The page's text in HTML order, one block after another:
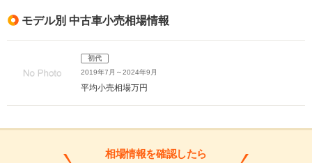
モデル別 中古車小売相場情報
初代
2019年7月～2024年9月
平均小売相場万円
相場情報を確認したら